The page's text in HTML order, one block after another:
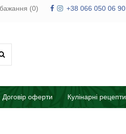
(0) +38 066 050 06 90
Договір оферти Кулінарні рецепти